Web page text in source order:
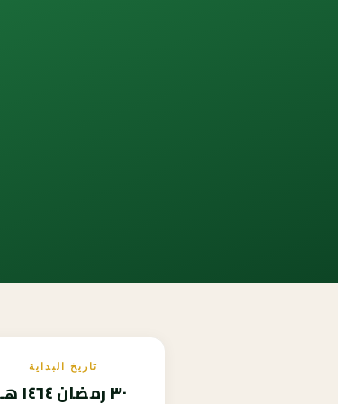
تاريخ البداية
٣٠ رمضان ١٤٦٤ هـ